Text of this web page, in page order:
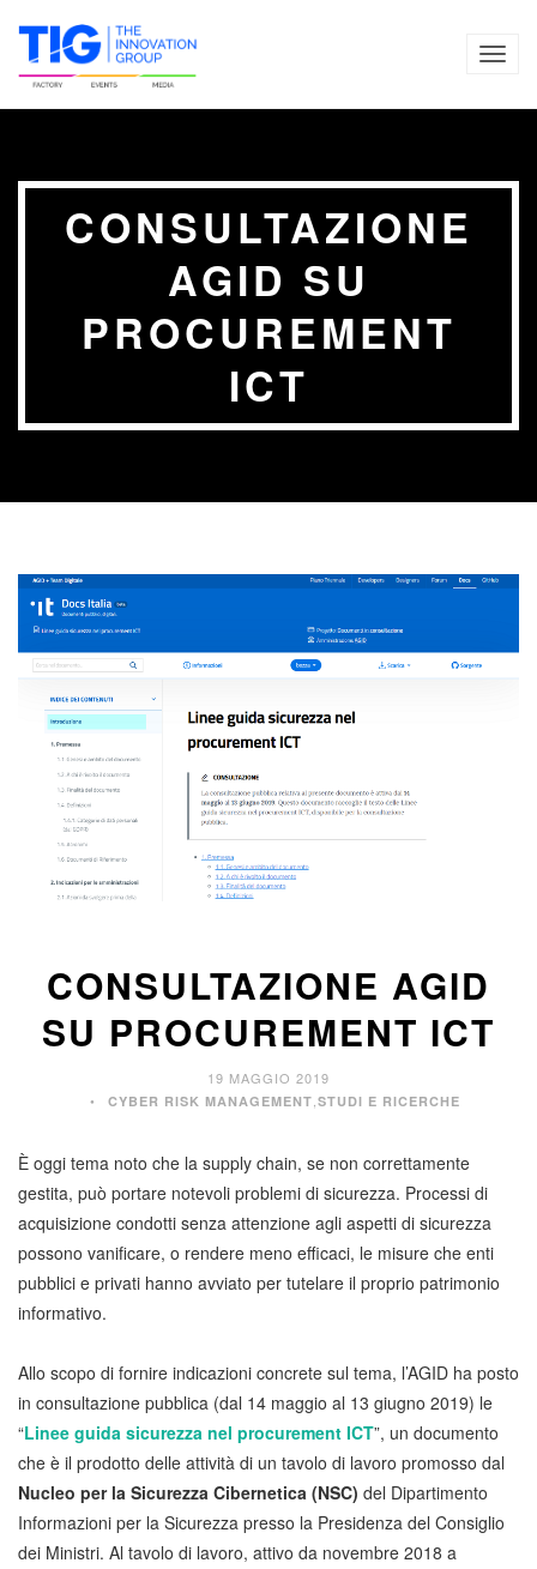
CONSULTAZIONE
AGID SU
PROCUREMENT
ICT
CONSULTAZIONE AGID
SU PROCUREMENT ICT
19 MAGGIO 2019
CYBER RISK MANAGEMENT STUDI E RICERCHE
È oggi tema noto che la supply chain, se non correttamente
gestita, può portare notevoli problemi di sicurezza. Processi di
acquisizione condotti senza attenzione agli aspetti di sicurezza
possono vanificare, o rendere meno efficaci, le misure che enti
pubblici e privati hanno avviato per tutelare il proprio patrimonio
informativo.
Allo scopo di fornire indicazioni concrete sul tema, l’AGID ha posto
in consultazione pubblica (dal 14 maggio al 13 giugno 2019) le
“Linee guida sicurezza nel procurement ICT”, un documento
che è il prodotto delle attività di un tavolo di lavoro promosso dal
Nucleo per la Sicurezza Cibernetica (NSC) del Dipartimento
Informazioni per la Sicurezza presso la Presidenza del Consiglio
dei Ministri. Al tavolo di lavoro, attivo da novembre 2018 a